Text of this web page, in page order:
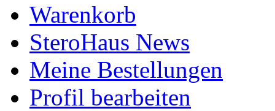
Warenkorb
SteroHaus News
Meine Bestellungen
Profil bearbeiten